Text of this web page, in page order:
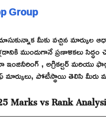
Group
మీకు వచ్చిన మార్కుల
ముందుగానే ప్రణాళికలు సిద్ధం
, అగ్రికల్చర్ మరియు
మార్కులు, పోటీస్థాయి తెలిసి మీరు
Marks vs Rank